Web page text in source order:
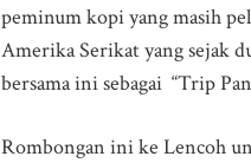
peminum kopi yang masih
Amerika Serikat yang sejak
bersama ini sebagai “Trip
Rombongan ini ke Lencoh